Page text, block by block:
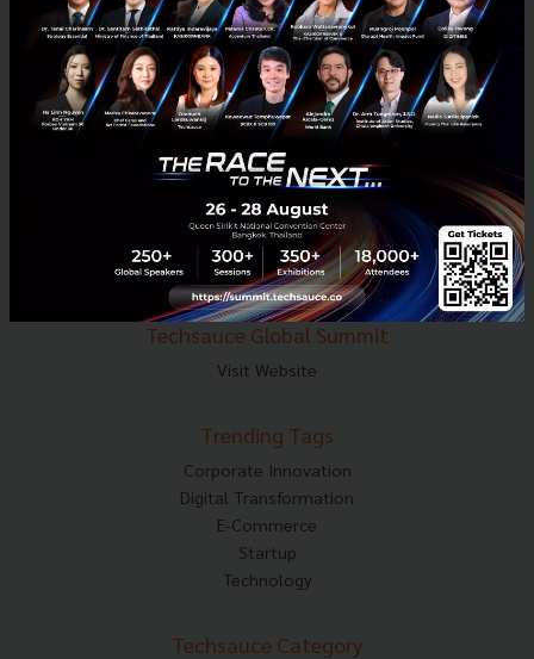
Tel : 02-001-5375
Mobile : 06-4658-9500
Techsauce Media
About Techsauce
Techsauce Services
Privacy Policy
ส่งบทความ
Techsauce Global Summit
Visit Website
Trending Tags
Corporate Innovation
Digital Transformation
E-Commerce
Startup
Technology
Techsauce Category